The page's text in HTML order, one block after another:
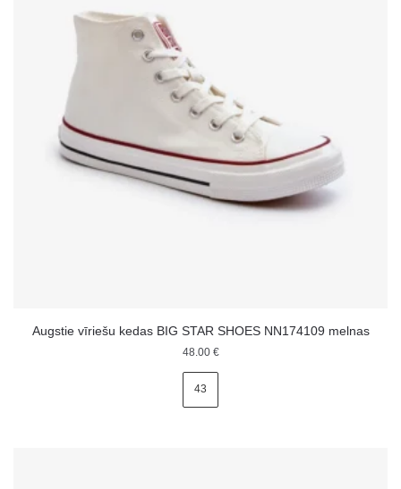
Augstie vīriešu kedas BIG STAR SHOES NN174109 melnas
48.00 €
43